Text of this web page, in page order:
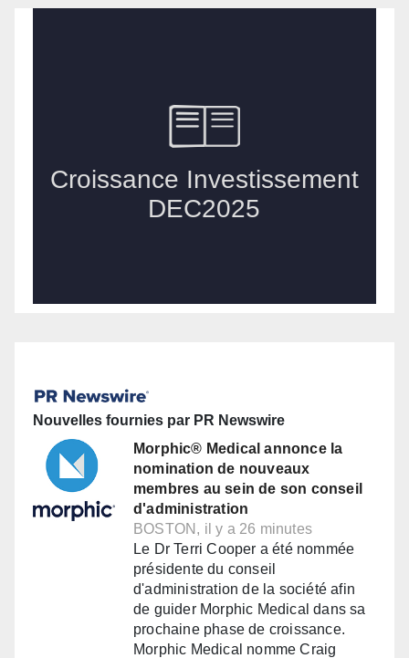
Nouvelles fournies par PR Newswire
Morphic® Medical annonce la
nomination de nouveaux
membres au sein de son conseil
d'administration
BOSTON, il y a 26 minutes
Le Dr Terri Cooper a été nommée
présidente du conseil
d'administration de la société afin
de guider Morphic Medical dans sa
prochaine phase de croissance.
Morphic Medical nomme Craig